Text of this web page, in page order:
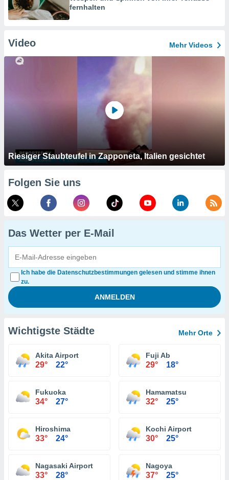
fernhalten
Video Mehr Videos
Riesiger Staubteufel in Zapponeta, Italien gesichtet
Folgen Sie uns
Das Wetter per E-Mail
Ich habe die Datenschutzbestimmungen gelesen und stimme ihnen
zu.
Wichtigste Städte Mehr Orte
Akita Airport
29° 22°
Fuji Ab
29° 18°
Fukuoka
34° 27°
Hamamatsu
32° 25°
Hiroshima
33° 24°
Kochi Airport
30° 25°
Nagasaki Airport
33° 28°
Nagoya
37° 25°